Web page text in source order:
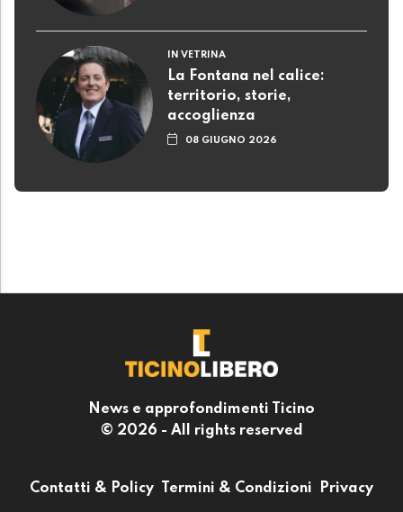
IN VETRINA
La Fontana nel calice:
territorio, storie,
accoglienza
08 GIUGNO 2026
News e approfondimenti Ticino
© 2026 - All rights reserved
Contatti & Policy Termini & Condizioni Privacy